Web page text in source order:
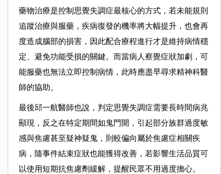
藥物治療是控制思覺失調症最核心的方式，若未能規則
追蹤治療與服藥，疾病復發的機率將大幅提升，也會再
度造成腦部的損害，因此配合療程進行才是維持病情穩
定、避免功能受損的關鍵。而當病人察覺症狀加劇，可
能服藥也無法立即控制病情，此時應盡早尋求精神科醫
師的協助。
最後邱一航醫師也說，判定思覺失調症需要長時間病兆
顯現，反之在特定期間如鬼門開，引起部分族群過度敏
感與焦慮甚至疑神疑鬼，則較偏向屬於焦慮症相關疾
病，隨事件結束症狀也能獲得改善，若影響生活品質可
以使用短期抗焦慮劑緩解，提醒民眾不用過度擔心。